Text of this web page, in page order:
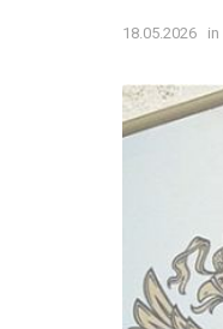
18.05.2026 in